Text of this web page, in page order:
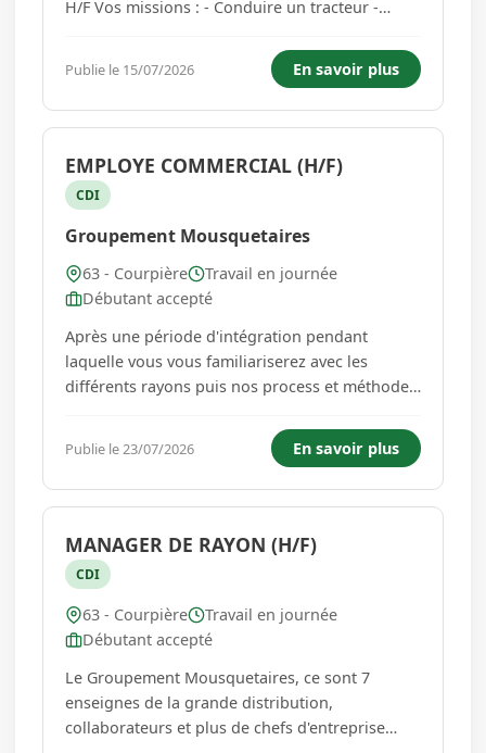
H/F Vos missions : - Conduire un tracteur -
animaux dans des locaux d'élevage ou en plein
air - Charger, décharger, manutentionner des
produits - Entretenir,...
Publie le 15/07/2026 En savoir plus
EMPLOYE COMMERCIAL (H/F)
CDI
Groupement Mousquetaires
63 - Courpière
Travail en journée
Débutant accepté
Après une période d'intégration pendant
laquelle vous vous familiariserez avec les
différents rayons puis nos process et méthodes
périmètre. À l'écoute des besoins clients, vous
disposerez les produits et marchandises dans
les rayons selon les ...
Publie le 23/07/2026 En savoir plus
MANAGER DE RAYON (H/F)
CDI
63 - Courpière
Travail en journée
Débutant accepté
Le Groupement Mousquetaires, ce sont 7
enseignes de la grande distribution,
collaborateurs et plus de chefs d'entreprise